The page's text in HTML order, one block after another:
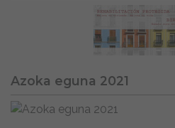
Azoka eguna 2021